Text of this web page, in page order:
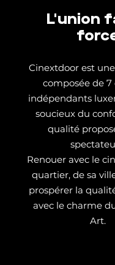
L'union
Cinextdoor est
composée de
indépendants
soucieux du
qualité
Renouer avec le
quartier, de sa
prospérer la
avec le charme
Art.